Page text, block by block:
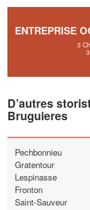
ENTREPRISE
3
D’autres
Bruguieres
Pechbonnieu
Gratentour
Lespinasse
Fronton
Saint-Sauveur